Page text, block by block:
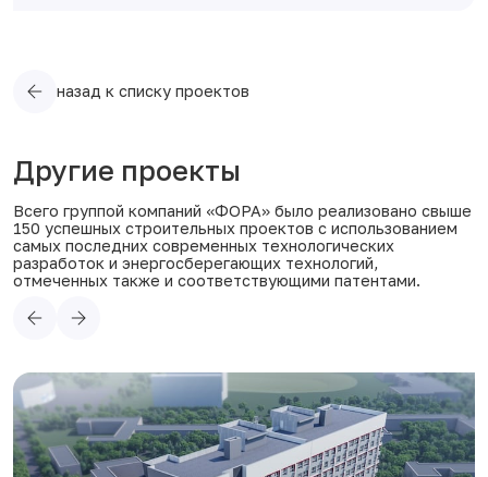
назад к списку проектов
Другие проекты
Всего группой компаний «ФОРА» было реализовано свыше
150 успешных строительных проектов с использованием
самых последних современных технологических
разработок и энергосберегающих технологий,
отмеченных также и соответствующими патентами.